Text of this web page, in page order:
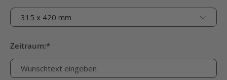
Zeitraum:*